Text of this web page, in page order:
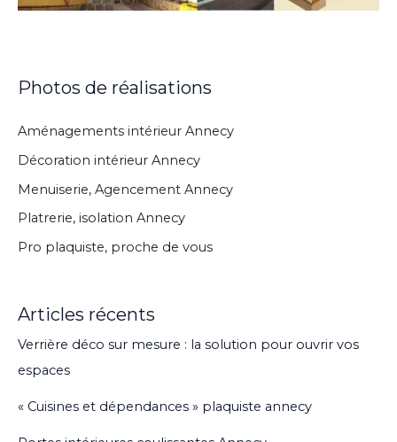
Photos de réalisations
Aménagements intérieur Annecy
Décoration intérieur Annecy
Menuiserie, Agencement Annecy
Platrerie, isolation Annecy
Pro plaquiste, proche de vous
Articles récents
Verrière déco sur mesure : la solution pour ouvrir vos
espaces
« Cuisines et dépendances » plaquiste annecy